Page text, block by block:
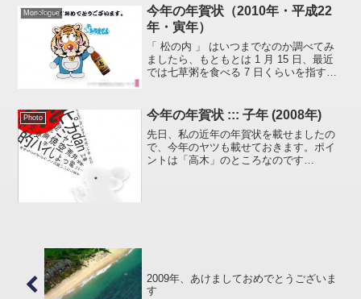
Monologue
今年の年賀状（2010年・平成22
年・寅年）
「 松の内 」 はいつまでなのか調べてみ
ましたら、もともとは 1 月 15 日、最近
では七草粥を食べる 7 日くらいを指すこ
い今年の年賀状を例年どおり記録として
載せてお...
Photo 今年の年賀状 ::: 子年 (2008年)
先日、私の近年の年賀状を載せましたの
で、今年のヤツも載せておきます。ポイ
ントは「高木」のところなのです
2009年、あけましておめでとうございま
す